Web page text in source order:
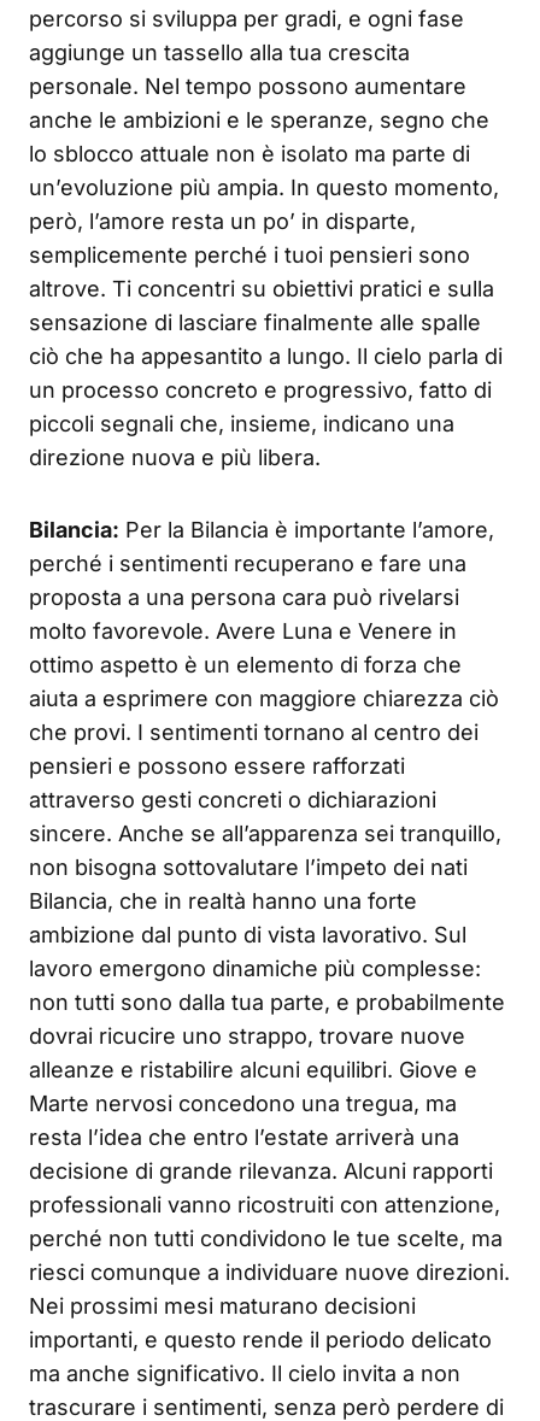
percorso si sviluppa per gradi, e ogni fase
aggiunge un tassello alla tua crescita
personale. Nel tempo possono aumentare
anche le ambizioni e le speranze, segno che
lo sblocco attuale non è isolato ma parte di
un’evoluzione più ampia. In questo momento,
però, l’amore resta un po’ in disparte,
semplicemente perché i tuoi pensieri sono
altrove. Ti concentri su obiettivi pratici e sulla
sensazione di lasciare finalmente alle spalle
ciò che ha appesantito a lungo. Il cielo parla di
un processo concreto e progressivo, fatto di
piccoli segnali che, insieme, indicano una
direzione nuova e più libera.
Bilancia: Per la Bilancia è importante l’amore,
perché i sentimenti recuperano e fare una
proposta a una persona cara può rivelarsi
molto favorevole. Avere Luna e Venere in
ottimo aspetto è un elemento di forza che
aiuta a esprimere con maggiore chiarezza ciò
che provi. I sentimenti tornano al centro dei
pensieri e possono essere rafforzati
attraverso gesti concreti o dichiarazioni
sincere. Anche se all’apparenza sei tranquillo,
non bisogna sottovalutare l’impeto dei nati
Bilancia, che in realtà hanno una forte
ambizione dal punto di vista lavorativo. Sul
lavoro emergono dinamiche più complesse:
non tutti sono dalla tua parte, e probabilmente
dovrai ricucire uno strappo, trovare nuove
alleanze e ristabilire alcuni equilibri. Giove e
Marte nervosi concedono una tregua, ma
resta l’idea che entro l’estate arriverà una
decisione di grande rilevanza. Alcuni rapporti
professionali vanno ricostruiti con attenzione,
perché non tutti condividono le tue scelte, ma
riesci comunque a individuare nuove direzioni.
Nei prossimi mesi maturano decisioni
importanti, e questo rende il periodo delicato
ma anche significativo. Il cielo invita a non
trascurare i sentimenti, senza però perdere di